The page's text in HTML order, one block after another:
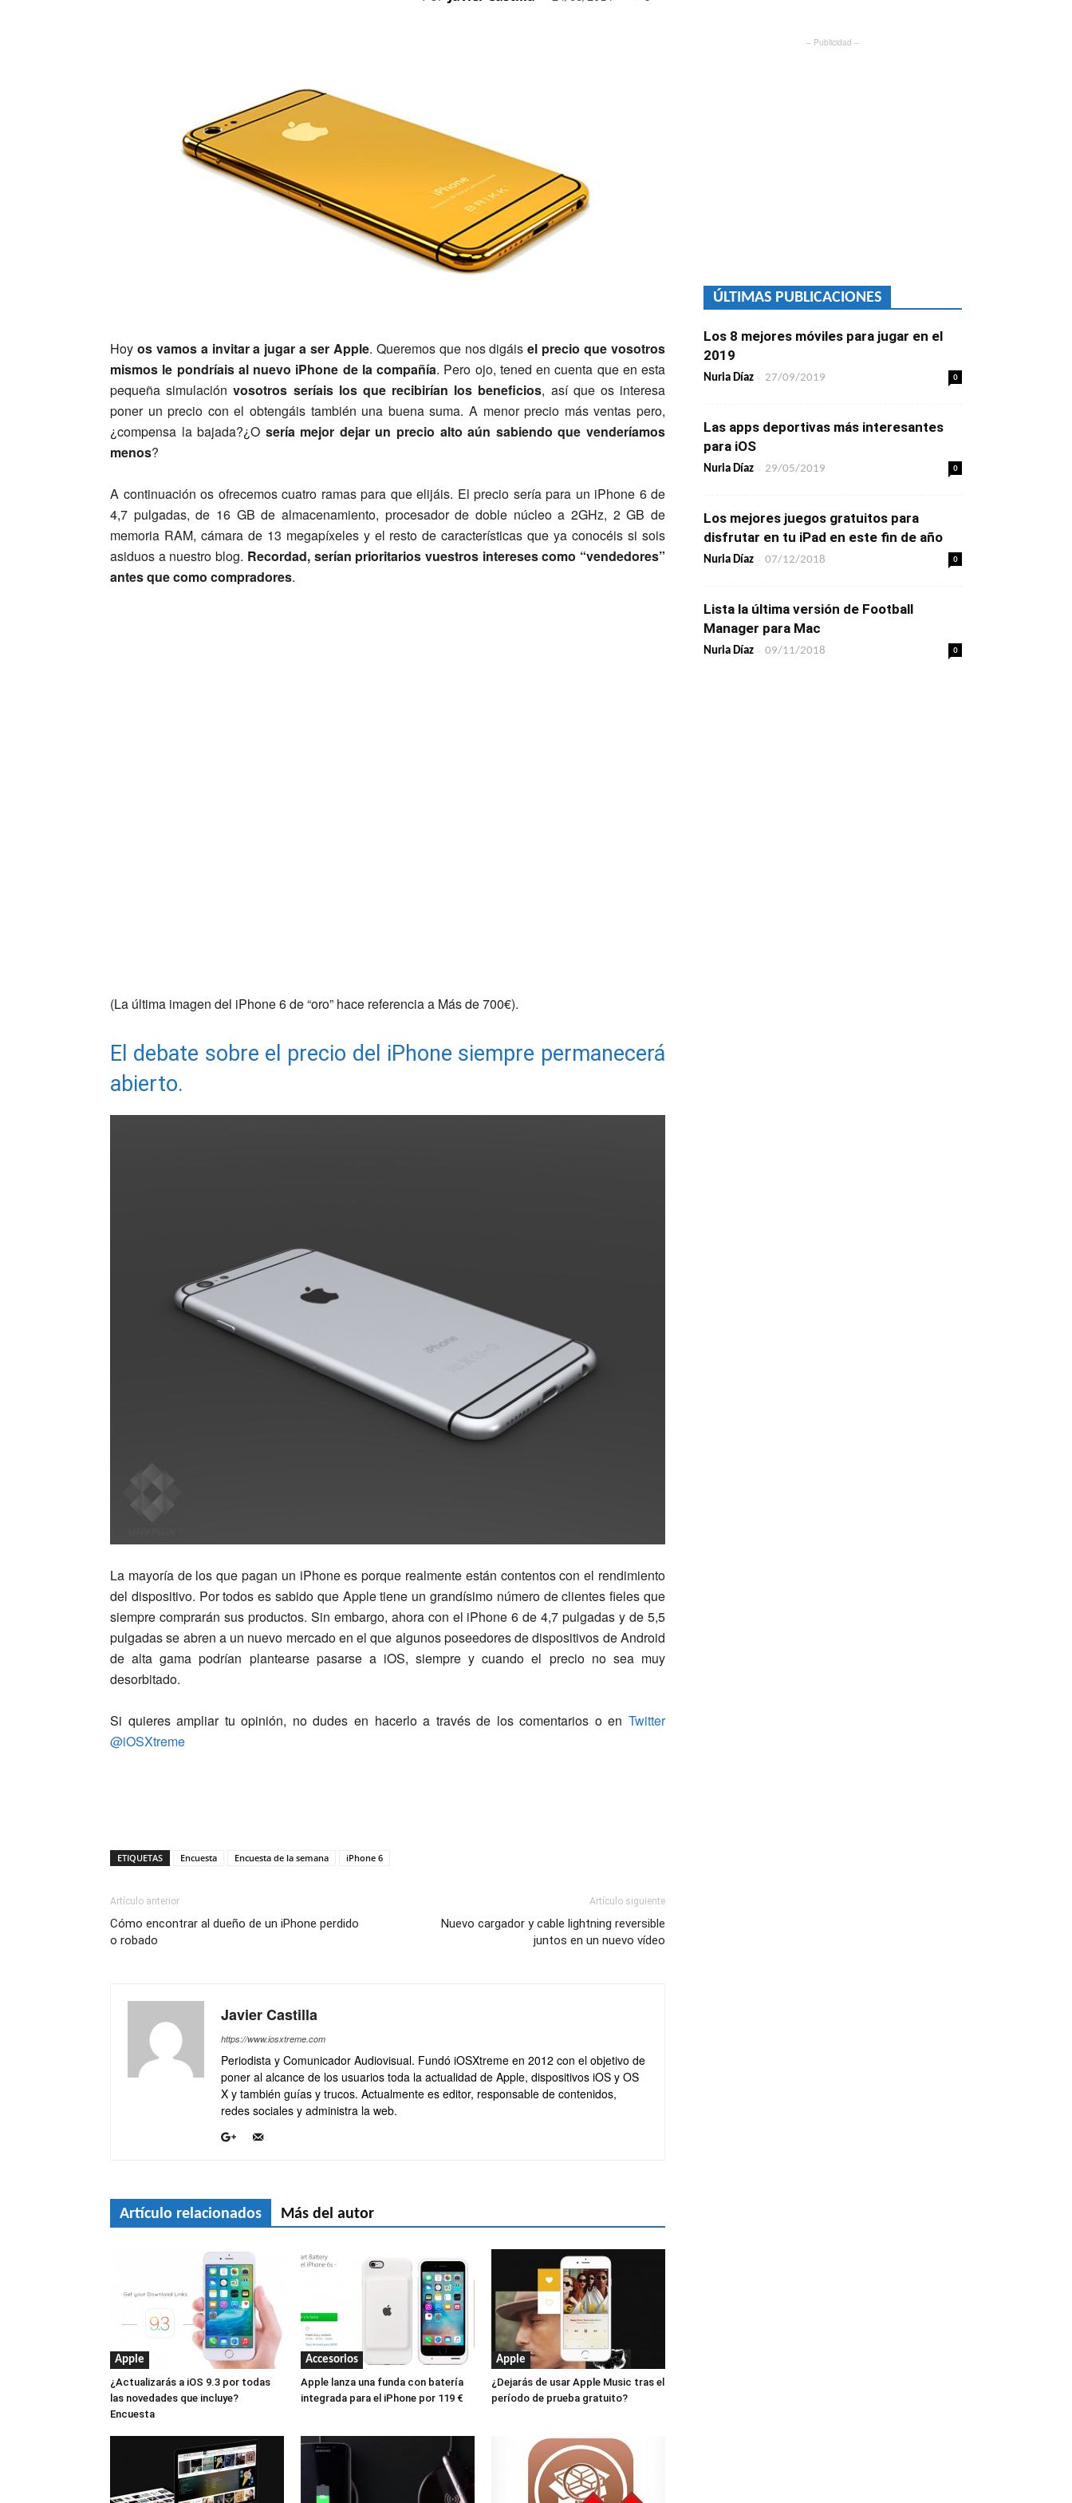
Hoy os vamos a invitar a jugar a ser Apple. Queremos que nos digáisel precio que vosotros
mismos le pondríais al nuevo iPhone de la compañía. Pero ojo, tened en cuenta que en esta
pequeña simulaciónvosotros seríais los que recibirían los beneficios, así que os interesa
poner un precio con el obtengáis también una buena suma. A menor precio más ventas pero,
¿compensa la bajada?¿O sería mejor dejar un precio alto aún sabiendo que venderíamos
menos?
A continuación os ofrecemos cuatro ramas para que elijáis. El precio sería para un iPhone 6 de
4,7 pulgadas, de 16 GB de almacenamiento, procesador de doble núcleo a 2GHz, 2 GB de
memoria RAM, cámara de 13 megapíxeles y el resto de características que ya conocéis si sois
asiduos a nuestro blog. Recordad, serían prioritarios vuestros intereses como “vendedores”
antes que como compradores.
(La última imagen del iPhone 6 de “oro” hace referencia a Más de 700€).
El debate sobre el precio del iPhone siempre permanecerá
abierto.
La mayoría de los que pagan un iPhone es porque realmente están contentos con el rendimiento
del dispositivo. Por todos es sabido que Apple tiene un grandísimo número de clientes fieles que
siempre comprarán sus productos. Sin embargo, ahora con el iPhone 6 de 4,7 pulgadas y de 5,5
pulgadas se abren a un nuevo mercado en el que algunos poseedores de dispositivos de Android
de alta gama podrían plantearse pasarse a iOS, siempre y cuando el precio no sea muy
desorbitado.
Si quieres ampliar tu opinión, no dudes en hacerlo a través de los comentarios o en Twitter
@iOSXtreme
ETIQUETAS Encuesta Encuesta de la semana iPhone 6
Artículo anterior
Cómo encontrar al dueño de un iPhone perdido
o robado
Artículo siguiente
Nuevo cargador y cable lightning reversible
juntos en un nuevo vídeo
Javier Castilla
https://www.iosxtreme.com
Periodista y Comunicador Audiovisual. Fundó iOSXtreme en 2012 con el objetivo de
poner al alcance de los usuarios toda la actualidad de Apple, dispositivos iOS y OS
X y también guías y trucos. Actualmente es editor, responsable de contenidos,
redes sociales y administra la web.
Artículo relacionados Más del autor
Apple
¿Actualizarás a iOS 9.3 por todas
las novedades que incluye?
Encuesta
Accesorios
Apple lanza una funda con batería
integrada para el iPhone por 119 €
Apple
¿Dejarás de usar Apple Music tras el
período de prueba gratuito?
– Publicidad –
ÚLTIMAS PUBLICACIONES
Los 8 mejores móviles para jugar en el
2019
Nuria Díaz - 27/09/2019 0
Las apps deportivas más interesantes
para iOS
Nuria Díaz - 29/05/2019 0
Los mejores juegos gratuitos para
disfrutar en tu iPad en este fin de año
Nuria Díaz - 07/12/2018 0
Lista la última versión de Football
Manager para Mac
Nuria Díaz - 09/11/2018 0